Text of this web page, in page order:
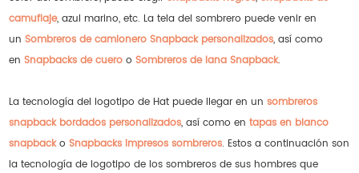
camuflaje, azul marino, etc. La tela del sombrero puede venir en
unSombreros de camionero Snapback personalizados, así como
enSnapbacks de cuero oSombreros de lana Snapback.
La tecnología del logotipo de Hat puede llegar en unsombreros
snapback bordados personalizados, así como entapas en blanco
snapbackoSnapbacks impresos sombreros. Estos a continuación son
la tecnología de logotipo de los sombreros de sus hombres que